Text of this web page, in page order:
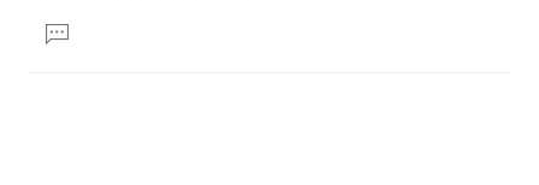
문댓
글